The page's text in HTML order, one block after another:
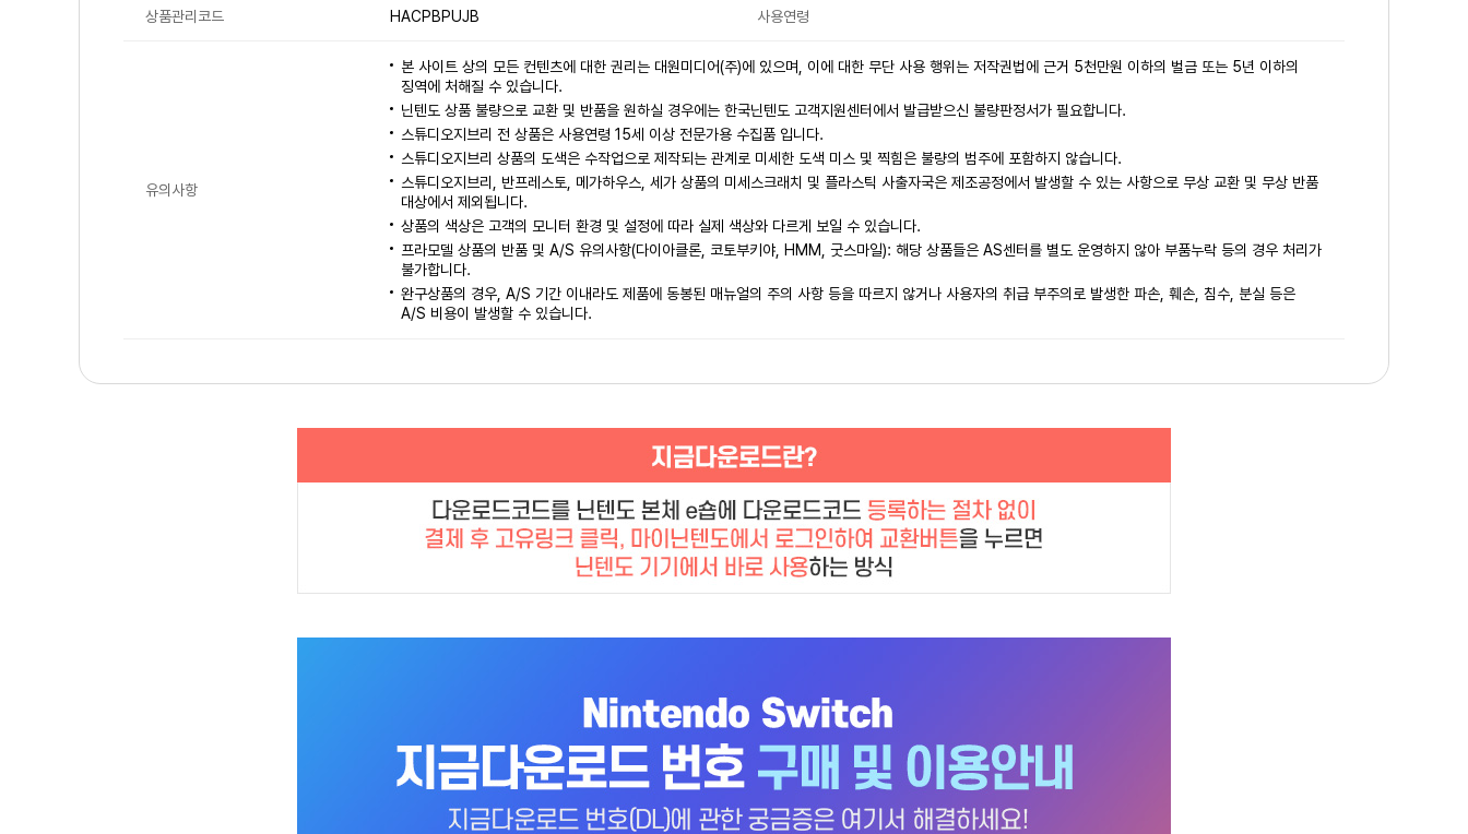
상품관리코드 HACPBPUJB 사용연령
유의사항
본 사이트 상의 모든 컨텐츠에 대한 권리는 대원미디어(주)에 있으며, 이에 대한 무단 사용 행위는 저작권법에 근거 5천만원 이하의 벌금 또는 5년 이하의
징역에 처해질 수 있습니다.
닌텐도 상품 불량으로 교환 및 반품을 원하실 경우에는 한국닌텐도 고객지원센터에서 발급받으신 불량판정서가 필요합니다.
스튜디오지브리 전 상품은 사용연령 15세 이상 전문가용 수집품 입니다.
스튜디오지브리 상품의 도색은 수작업으로 제작되는 관계로 미세한 도색 미스 및 찍힘은 불량의 범주에 포함하지 않습니다.
스튜디오지브리, 반프레스토, 메가하우스, 세가 상품의 미세스크래치 및 플라스틱 사출자국은 제조공정에서 발생할 수 있는 사항으로 무상 교환 및 무상 반품
대상에서 제외됩니다.
상품의 색상은 고객의 모니터 환경 및 설정에 따라 실제 색상와 다르게 보일 수 있습니다.
프라모델 상품의 반품 및 A/S 유의사항(다이아클론, 코토부키야, HMM, 굿스마일): 해당 상품들은 AS센터를 별도 운영하지 않아 부품누락 등의 경우 처리가
불가합니다.
완구상품의 경우, A/S 기간 이내라도 제품에 동봉된 매뉴얼의 주의 사항 등을 따르지 않거나 사용자의 취급 부주의로 발생한 파손, 훼손, 침수, 분실 등은
A/S 비용이 발생할 수 있습니다.